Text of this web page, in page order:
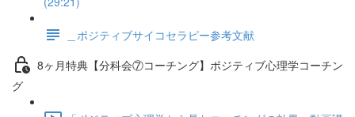
＿ポジティブサイコセラピー参考文献
8ヶ月特典【分科会⑦コーチング】ポジティブ心理学コーチン
グ